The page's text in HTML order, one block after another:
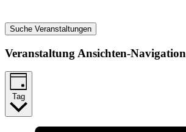
Suche Veranstaltungen
Veranstaltung Ansichten-Navigation
Tag